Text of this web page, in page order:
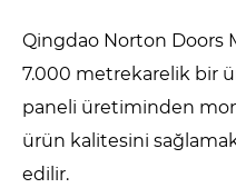
Qingdao Norton Doors
7.000 metrekarelik bir
paneli üretiminden
ürün kalitesini
edilir.